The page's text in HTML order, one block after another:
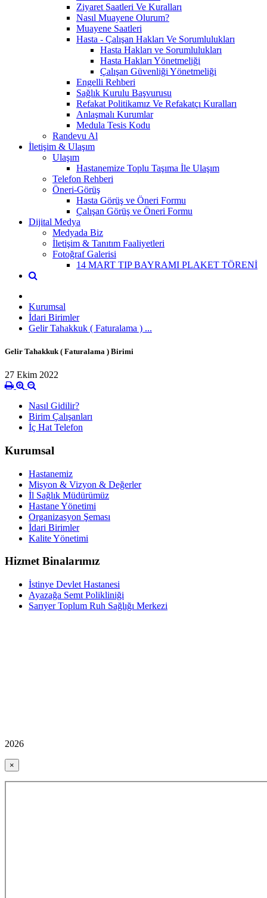
Ziyaret Saatleri Ve Kuralları
Nasıl Muayene Olurum?
Muayene Saatleri
Hasta - Çalışan Hakları Ve Sorumlulukları
Hasta Hakları ve Sorumlulukları
Hasta Hakları Yönetmeliği
Çalışan Güvenliği Yönetmeliği
Engelli Rehberi
Sağlık Kurulu Başvurusu
Refakat Politikamız Ve Refakatçı Kuralları
Anlaşmalı Kurumlar
Medula Tesis Kodu
Randevu Al
İletişim & Ulaşım
Ulaşım
Hastanemize Toplu Taşıma İle Ulaşım
Telefon Rehberi
Öneri-Görüş
Hasta Görüş ve Öneri Formu
Çalışan Görüş ve Öneri Formu
Dijital Medya
Medyada Biz
İletişim & Tanıtım Faaliyetleri
Fotoğraf Galerisi
14 MART TIP BAYRAMI PLAKET TÖRENİ
Kurumsal
İdari Birimler
Gelir Tahakkuk ( Faturalama ) ...
Gelir Tahakkuk ( Faturalama ) Birimi
27 Ekim 2022
Nasıl Gidilir?
Birim Çalışanları
İç Hat Telefon
Kurumsal
Hastanemiz
Misyon & Vizyon & Değerler
İl Sağlık Müdürümüz
Hastane Yönetimi
Organizasyon Şeması
İdari Birimler
Kalite Yönetimi
Hizmet Binalarımız
İstinye Devlet Hastanesi
Ayazağa Semt Polikliniği
Sarıyer Toplum Ruh Sağlığı Merkezi
2026
×